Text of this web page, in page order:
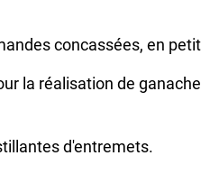
concassées, en
la réalisation de
d'entremets.